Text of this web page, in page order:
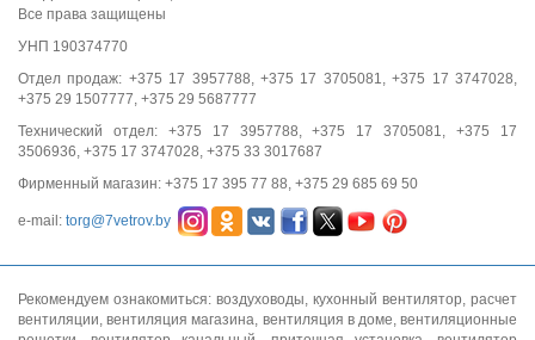
Все права защищены
УНП 190374770
Отдел продаж: +375 17 3957788, +375 17 3705081, +375 17 3747028,
+375 29 1507777, +375 29 5687777
Технический отдел: +375 17 3957788, +375 17 3705081, +375 17
3506936, +375 17 3747028, +375 33 3017687
Фирменный магазин: +375 17 395 77 88, +375 29 685 69 50
e-mail: torg@7vetrov.by
Рекомендуем ознакомиться: воздуховоды, кухонный вентилятор, расчет
вентиляции,вентиляция магазина, вентиляция в доме,вентиляционные